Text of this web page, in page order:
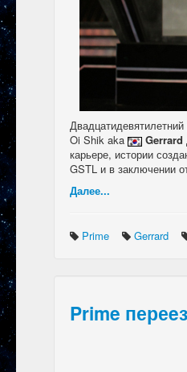
Oi Shik aka
Gerrard
карьере, истории
GSTL и в заключении
Далее...
Prime Gerrard
Prime